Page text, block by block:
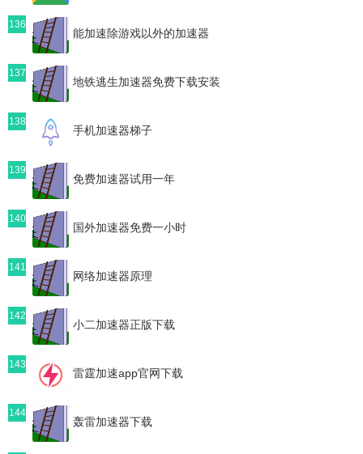
136
能加速除游戏以外的加速器
137
地铁逃生加速器免费下载安装
138
手机加速器梯子
139
免费加速器试用一年
140
国外加速器免费一小时
141
网络加速器原理
142
小二加速器正版下载
143
雷霆加速app官网下载
144
轰雷加速器下载